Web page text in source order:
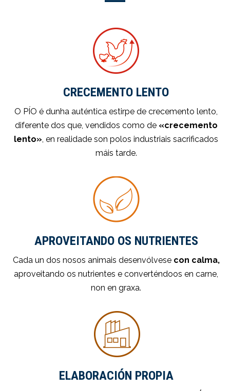
CRECEMENTO LENTO
O PÍO é dunha auténtica estirpe de crecemento lento,
diferente dos que, vendidos como de «crecemento
lento», en realidade son polos industriais sacrificados
máis tarde.
APROVEITANDO OS NUTRIENTES
Cada un dos nosos animais desenvólvese con calma,
aproveitando os nutrientes e converténdoos en carne,
non en graxa.
ELABORACIÓN PROPIA